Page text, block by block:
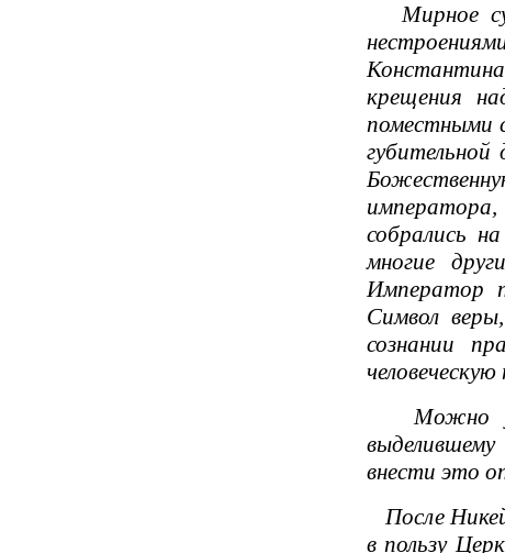
Мирное
крещения
поместными
губительной
императора,
собрались
многие
Император
Символ
сознании
человеческую
Можно
внести это
После
в пользу